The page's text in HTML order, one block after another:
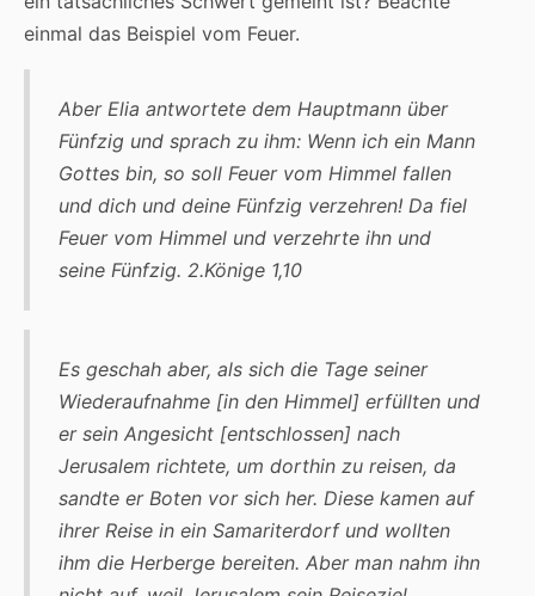
einmal das Beispiel vom Feuer.
Aber Elia antwortete dem Hauptmann über
Fünfzig und sprach zu ihm: Wenn ich ein Mann
Gottes bin, so soll Feuer vom Himmel fallen
und dich und deine Fünfzig verzehren! Da fiel
Feuer vom Himmel und verzehrte ihn und
seine Fünfzig. 2.Könige 1,10
Es geschah aber, als sich die Tage seiner
Wiederaufnahme [in den Himmel] erfüllten und
er sein Angesicht [entschlossen] nach
Jerusalem richtete, um dorthin zu reisen, da
sandte er Boten vor sich her. Diese kamen auf
ihrer Reise in ein Samariterdorf und wollten
ihm die Herberge bereiten. Aber man nahm ihn